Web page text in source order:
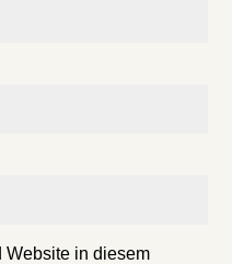
Website in diesem